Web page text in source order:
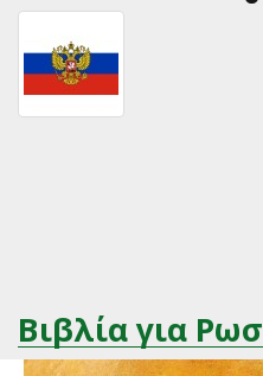
Βιβλία για